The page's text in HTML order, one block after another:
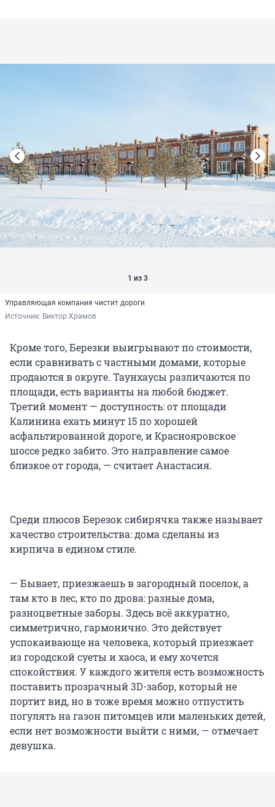
1 из 3
Управляющая компания чистит дороги
Источник: Виктор Храмов
Кроме того, Березки выигрывают по стоимости,
если сравнивать с частными домами, которые
продаются в округе. Таунхаусы различаются по
площади, есть варианты на любой бюджет.
Третий момент — доступность: от площади
Калинина ехать минут 15 по хорошей
асфальтированной дороге, и Краснояровское
шоссе редко забито. Это направление самое
близкое от города, — считает Анастасия.
Среди плюсов Березок сибирячка также называет
качество строительства: дома сделаны из
кирпича в едином стиле.
— Бывает, приезжаешь в загородный поселок, а
там кто в лес, кто по дрова: разные дома,
разноцветные заборы. Здесь всё аккуратно,
симметрично, гармонично. Это действует
успокаивающе на человека, который приезжает
из городской суеты и хаоса, и ему хочется
спокойствия. У каждого жителя есть возможность
поставить прозрачный 3D-забор, который не
портит вид, но в тоже время можно отпустить
погулять на газон питомцев или маленьких детей,
если нет возможности выйти с ними, — отмечает
девушка.